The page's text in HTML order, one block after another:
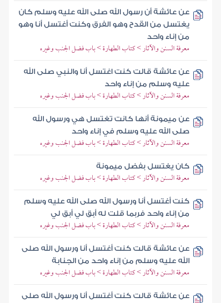
عن عائشة أن رسول الله صلى الله عليه وسلم كان
يغتسل من القدح وهو الفرق وكنت أغتسل أنا وهو
من إناء واحد
معرفة السنن والآثار > كتاب الطهارة > باب فضل الجنب وغيره
عن عائشة قالت كنت اغتسل أنا والنبي صلى الله
عليه وسلم من إناء واحد
معرفة السنن والآثار > كتاب الطهارة > باب فضل الجنب وغيره
عن ميمونة أنها كانت تغتسل هي ورسول الله
صلى الله عليه وسلم في إناء واحد
معرفة السنن والآثار > كتاب الطهارة > باب فضل الجنب وغيره
كان يغتسل بفضل ميمونة
معرفة السنن والآثار > كتاب الطهارة > باب فضل الجنب وغيره
كنت أغتسل أنا ورسول الله صلى الله عليه وسلم
من إناء واحد فربما قلت له أبق لي أبق لي
معرفة السنن والآثار > كتاب الطهارة > باب فضل الجنب وغيره
عن عائشة قالت كنت أغتسل أنا ورسول الله صلى
الله عليه وسلم من إناء واحد من الجنابة
معرفة السنن والآثار > كتاب الطهارة > باب فضل الجنب وغيره
عن عائشة قالت كنت أغتسل أنا ورسول الله صلى